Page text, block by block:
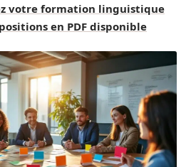
votre formation linguistique
en PDF disponible